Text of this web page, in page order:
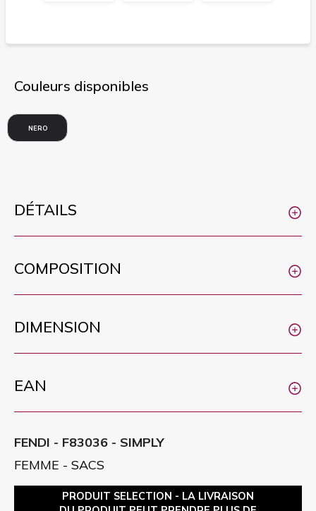
Couleurs disponibles
NERO
DÉTAILS
COMPOSITION
DIMENSION
EAN
FENDI - F83036 - SIMPLY
FEMME - SACS
PRODUIT SELECTION - LA LIVRAISON